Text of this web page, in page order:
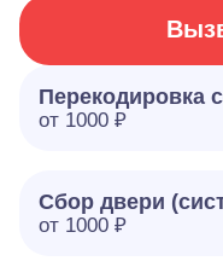
Перекодировка
от 1000 ₽
Сбор двери
от 1000 ₽